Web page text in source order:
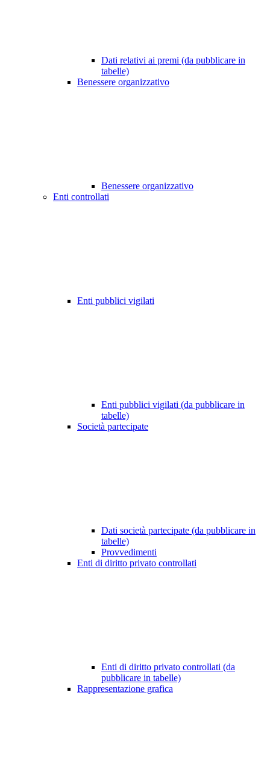
Dati relativi ai premi (da pubblicare in
tabelle)
Benessere organizzativo
Benessere organizzativo
Enti controllati
Enti pubblici vigilati
Enti pubblici vigilati (da pubblicare in
tabelle)
Società partecipate
Dati società partecipate (da pubblicare in
tabelle)
Provvedimenti
Enti di diritto privato controllati
Enti di diritto privato controllati (da
pubblicare in tabelle)
Rappresentazione grafica